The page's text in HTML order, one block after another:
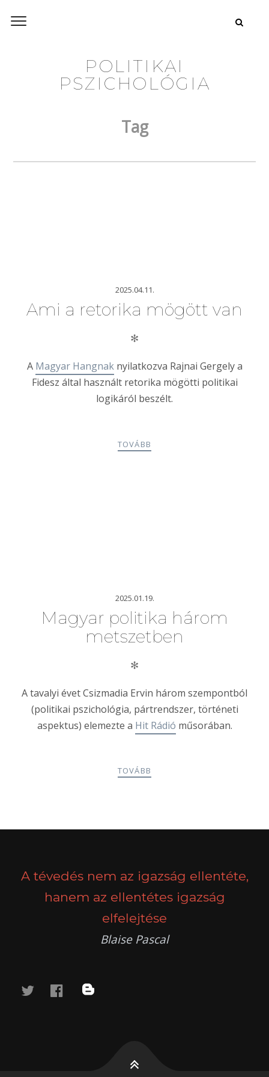
POLITIKAI
PSZICHOLÓGIA
Tag
2025.04.11.
Ami a retorika mögött van
✻
A Magyar Hangnaknyilatkozva Rajnai Gergely a
Fidesz által használt retorika mögötti politikai
logikáról beszélt.
TOVÁBB
2025.01.19.
Magyar politika három
metszetben
✻
A tavalyi évet Csizmadia Ervin három szempontból
(politikai pszichológia, pártrendszer, történeti
aspektus) elemezte a Hit Rádió műsorában.
TOVÁBB
A tévedés nem az igazság ellentéte,
hanem az ellentétes igazság
elfelejtése
Blaise Pascal
twitterfacebook
blog